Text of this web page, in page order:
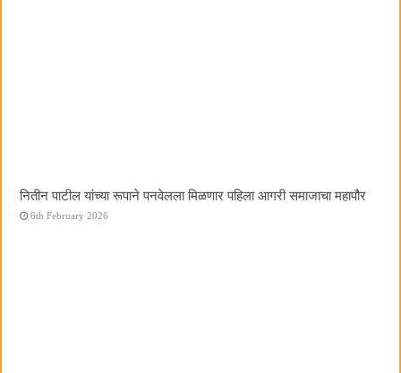
नितीन पाटील यांच्या रूपाने पनवेलला मिळणार पहिला आगरी समाजाचा महापौर
6th February 2026